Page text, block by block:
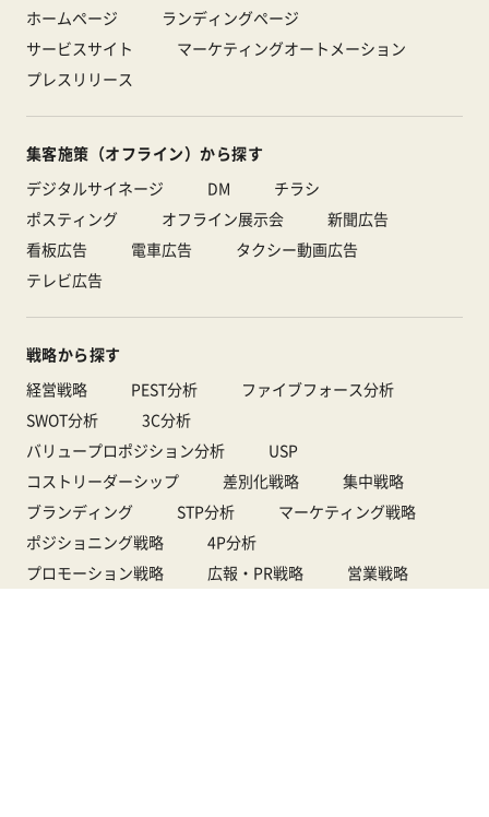
ホームページ
ランディングページ
サービスサイト
マーケティングオートメーション
プレスリリース
集客施策（オフライン）から探す
デジタルサイネージ
DM
チラシ
ポスティング
オフライン展示会
新聞広告
看板広告
電車広告
タクシー動画広告
テレビ広告
戦略から探す
経営戦略
PEST分析
ファイブフォース分析
SWOT分析
3C分析
バリュープロポジション分析
USP
コストリーダーシップ
差別化戦略
集中戦略
ブランディング
STP分析
マーケティング戦略
ポジショニング戦略
4P分析
プロモーション戦略
広報・PR戦略
営業戦略